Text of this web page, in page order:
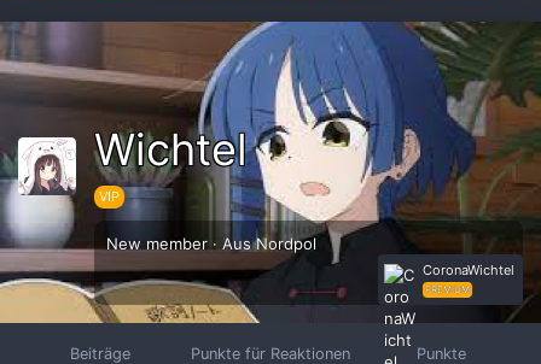
Wichtel
VIP
New member · AusNordpol
CoronaWichtel
PREMIUM
Beiträge Punkte für Reaktionen Punkte